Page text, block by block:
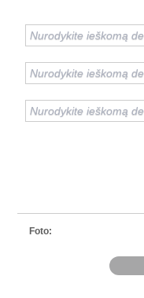
Foto: